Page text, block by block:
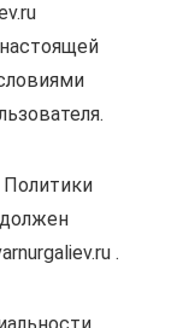
Политики
.